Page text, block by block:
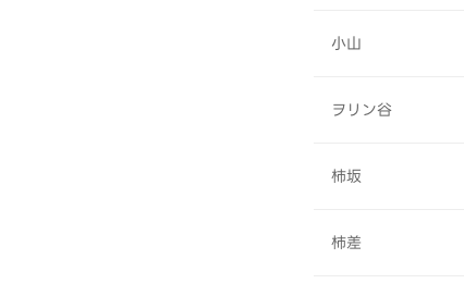
小山
ヲリン谷
柿坂
柿差